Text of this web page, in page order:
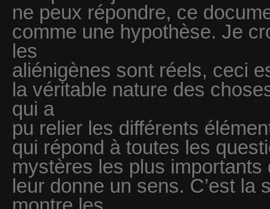
ne peux répondre, ce
comme une hypothèse. Je
les
aliénigènes sont réels, ceci
la véritable nature des
qui a
pu relier les différents
qui répond à toutes les
mystères les plus
leur donne un sens. C’est la